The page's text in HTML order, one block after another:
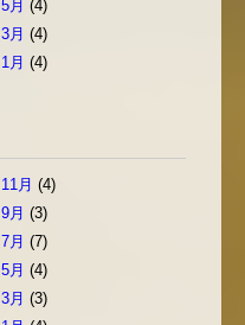
5月 (4)
3月 (4)
1月 (4)
11月 (4)
9月 (3)
7月 (7)
5月 (4)
3月 (3)